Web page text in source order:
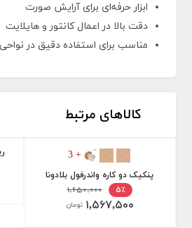
ابزار حرفه‌ای برای آرایش صورت
دقت بالا در اعمال کانتور و هایلایت
مناسب برای استفاده دقیق در
کالاهای مرتبط
+ 3
پنکیک دو کاره واندرفول بلادونا
۵٪
۱,۶۵۰,۰۰۰
۱,۵۶۷,۵۰۰ تومان